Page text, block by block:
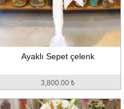
Ayaklı Sepet çelenk
3,800.00 ₺